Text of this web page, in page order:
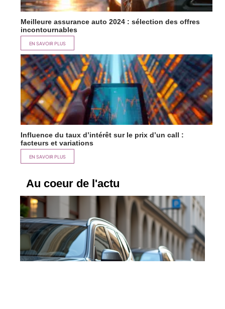
Meilleure assurance auto 2024 : sélection des offres
incontournables
EN SAVOIR PLUS
Influence du taux d’intérêt sur le prix d’un call :
facteurs et variations
EN SAVOIR PLUS
Au coeur de l'actu